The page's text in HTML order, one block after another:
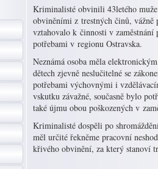
Kriminalisté obvinili 43letého
obviněními z trestných činů,
vztahovalo k činnosti v
potřebami v regionu Ostravska.
Neznámá osoba měla
dětech zjevně neslučitelné se
potřebami výchovnými i
vskutku závažné, současně bylo
také újmu obou poškozených v
Kriminalisté dospěli po
měl určité řekněme pracovní
křivého obvinění, za který stanoví